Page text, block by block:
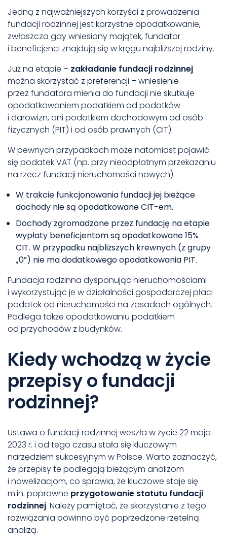
Jedną z najważniejszych korzyści z prowadzenia
fundacji rodzinnej jest korzystne opodatkowanie,
zwłaszcza gdy wniesiony majątek, fundator
i beneficjenci znajdują się w kręgu najbliższej rodziny.
Już na etapie – zakładanie fundacji rodzinnej
można skorzystać z preferencji – wniesienie
przez fundatora mienia do fundacji nie skutkuje
opodatkowaniem podatkiem od podatków
i darowizn, ani podatkiem dochodowym od osób
fizycznych (PIT) i od osób prawnych (CIT).
W pewnych przypadkach może natomiast pojawić
siępodatek VAT (np. przy nieodpłatnym przekazaniu
na rzecz fundacji nieruchomości nowych).
W trakcie funkcjonowania fundacji jej bieżące
dochody nie są opodatkowane CIT-em.
Dochody zgromadzone przez fundację na etapie
wypłaty beneficjentom są opodatkowane 15%
CIT. W przypadku najbliższych krewnych (z grupy
„0”) nie ma dodatkowego opodatkowania PIT.
Fundacja rodzinna dysponując nieruchomościami
i wykorzystując je w działalności gospodarczej płaci
podatek od nieruchomości na zasadach ogólnych.
Podlega także opodatkowaniu podatkiem
od przychodów z budynków.
Kiedy wchodzą w życie
przepisy o fundacji
rodzinnej?
Ustawa o fundacji rodzinnej weszła w życie 22 maja
2023 r. i od tego czasu stała się kluczowym
narzędziem sukcesyjnym w Polsce. Warto zaznaczyć,
że przepisy te podlegają bieżącym analizom
i nowelizacjom, co sprawia, że kluczowe staje się
m.in. poprawne przygotowanie statutu fundacji
rodzinnej. Należy pamiętać, że skorzystanie z tego
rozwiązania powinno być poprzedzone rzetelną
analizą.